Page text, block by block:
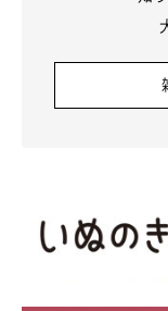
「くわえているお
とりにくくなるとい
もし、愛犬が階段
段を上ることがで